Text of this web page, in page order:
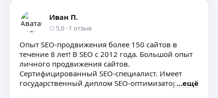
Поиск специалиста подходящего Вам
по корпоративной культуре, личным качествам
Иван П.
5,0 · 1 отзыв
Опыт SEO-продвижения более 150 сайтов в
течение 8 лет! В SEO c 2012 года. Большой опыт
личного продвижения сайтов.
Сертифицированный SEO-специалист. Имеет
государственный диплом SEO-оптимизатора отещё